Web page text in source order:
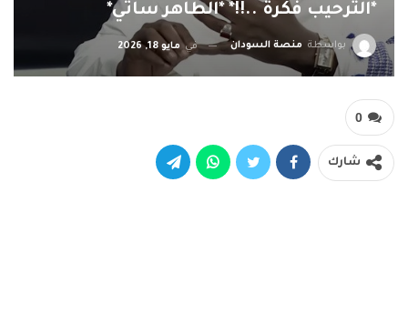
*الترحيب فكرة ..!!* *الطاهر ساتي*
بواسطة منصة السودان فيمايو 18, 2026
0
شارك